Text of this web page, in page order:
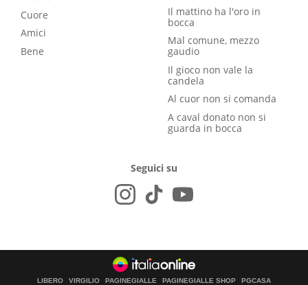
Cuore
Amici
Bene
Il mattino ha l'oro in
bocca
Mal comune, mezzo
gaudio
Il gioco non vale la
candela
Al cuor non si comanda
A caval donato non si
guarda in bocca
Seguici su
LIBERO VIRGILIO PAGINEGIALLE PAGINEGIALLE SHOP PGCASA